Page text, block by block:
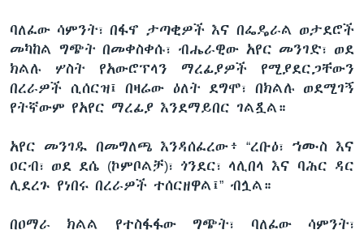
ባለፈው ሳምንት፣ በፋኖ ታጣቂዎች እና በፌዴራል ወታደሮች
መካከል ግጭት በመቀስቀሱ፣ ብሔራዊው አየር መንገድ፣ ወደ
ክልሉ ሦስት የአውሮፕላን ማረፊያዎች የሚያደርጋቸውን
በረራዎች ሲሰርዝ፤ በዛሬው ዕለት ደግሞ፣ በክልሉ ወደሚገኝ
የትኛውም የአየር ማረፊያ እንደማይበር ገልጿል።
አየር መንገዱ በመግለጫ እንዳሰፈረው፥ “ረቡዕ፣ ኀሙስ እና
ዐርብ፣ ወደ ደሴ (ኮምቦልቻ)፣ ጎንደር፣ ላሊበላ እና ባሕር ዳር
ሊደረጉ የነበሩ በረራዎች ተሰርዘዋል፤” ብሏል።
በዐማራ ክልል የተስፋፋው ግጭት፣ ባለፈው ሳምንት፣